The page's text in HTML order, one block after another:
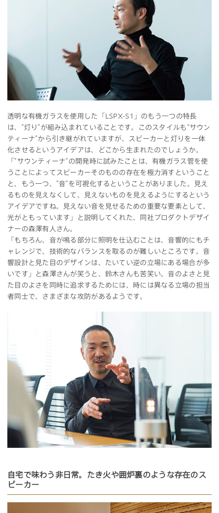
透明な有機ガラスを使用した「LSPX-S1」のもう一つの特長
は、“灯り”が組み込まれていることです。このスタイルも“サウン
ティーナ”から引き継がれていますが、スピーカーと灯りを一体
化させるというアイデアは、どこから生まれたのでしょうか。
「“サウンティーナ”の開発時に試みたことは、有機ガラス管を使
うことによってスピーカーそのものの存在を極力消すということ
と、もう一つ、”音”を可視化するということがありました。見え
るものを見えなくして、見えないものを見えるようにするという
アイデアですね。見えない音を見せるための重要な要素として、
光がともっています」と説明してくれた、同社プロダクトデザイ
ナーの森澤有人さん。
「もちろん、音が鳴る部分に照明を仕込むことは、音響的にもチ
ャレンジで、技術的なバランスを取るのが難しいところです。音
響設計と見た目のデザインは、たいてい逆の立場にある場合が多
いです」と森澤さんが笑うと、鈴木さんも苦笑い。音のよさと見
た目のよさを同時に追求するためには、時には異なる立場の担当
者同士で、さまざまな攻防があるようです。
自宅で味わう非日常。たき火や囲炉裏のような存在のス
ピーカー